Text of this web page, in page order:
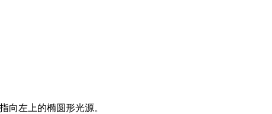
向左上的椭圆形光源。